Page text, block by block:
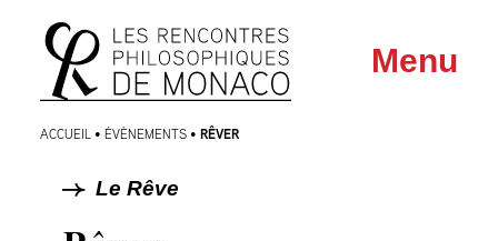
Aller
au
menu
Aller au
contenu
Menu
ACCUEIL • ÉVÈNEMENTS • RÊVER
Le Rêve